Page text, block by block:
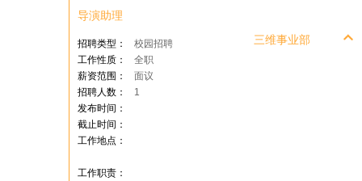
导演助理
三维事业部
招聘类型：
校园招聘
工作性质：
全职
薪资范围：
面议
招聘人数：
1
发布时间：
截止时间：
工作地点：
工作职责：